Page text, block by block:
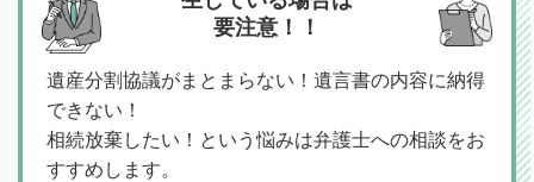
要注意！！
遺産分割協議がまとまらない！遺言書の内容に納得
できない！
相続放棄したい！という悩みは弁護士への相談をお
すすめします。